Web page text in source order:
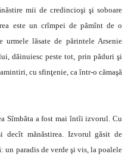
mii de credincioşi şi soboare
este un crîmpei de pămînt de o
urmele lăsate de părintele Arsenie
dăinuiesc peste tot, prin păduri şi
cu sfinţenie, ca într-o cămaşă
Sîmbăta a fost mai întîi izvorul. Cu
mănăstirea. Izvorul găsit de
un paradis de verde şi vis, la poalele